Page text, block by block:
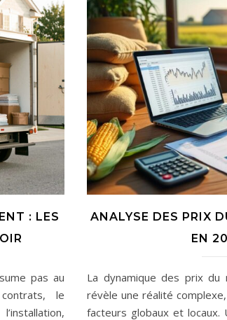
: LES
pas au
le
ANALYSE DES PRIX
EN
La dynamique des prix
révèle une réalité
facteurs globaux et locaux.